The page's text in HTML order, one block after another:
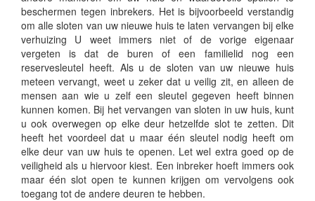
beschermen tegen inbrekers. Het is bijvoorbeeld verstandig
om alle sloten van uw nieuwe huis te laten vervangen bij elke
verhuizing U weet immers niet of de vorige eigenaar
vergeten is dat de buren of een familielid nog een
reservesleutel heeft. Als u de sloten van uw nieuwe huis
meteen vervangt, weet u zeker dat u veilig zit, en alleen de
mensen aan wie u zelf een sleutel gegeven heeft binnen
kunnen komen. Bij het vervangen van sloten in uw huis, kunt
u ook overwegen op elke deur hetzelfde slot te zetten. Dit
heeft het voordeel dat u maar één sleutel nodig heeft om
elke deur van uw huis te openen. Let wel extra goed op de
veiligheid als u hiervoor kiest. Een inbreker hoeft immers ook
maar één slot open te kunnen krijgen om vervolgens ook
toegang tot de andere deuren te hebben.